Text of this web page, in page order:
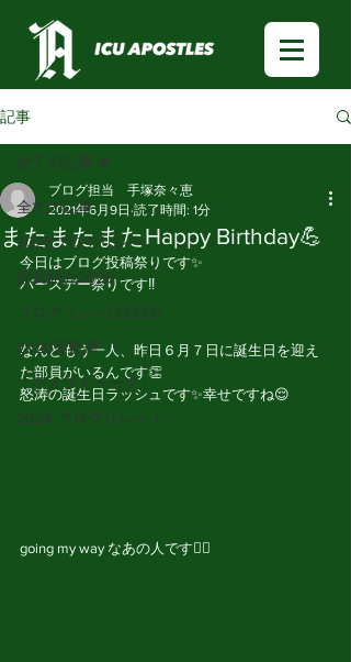
記事
全ての記事
2025ブログリレー
部員紹介2020
ブログリレー🏃🏻‍♂️🏃🏻‍♀️
2020新歓🌈
「アメフトーーク」
2024 ブログリレー！
全ての記事
またまたまたHappy Birthday💪
ブログ担当 手塚奈々恵
2021年6月9日 読了時間: 1分
今日はブログ投稿祭りです✨
バースデー祭りです‼️
なんともう一人、昨日６月７日に誕生日を迎え
た部員がいるんです👏
怒涛の誕生日ラッシュです✨幸せですね😌
going my way なあの人です🏊‍♂️